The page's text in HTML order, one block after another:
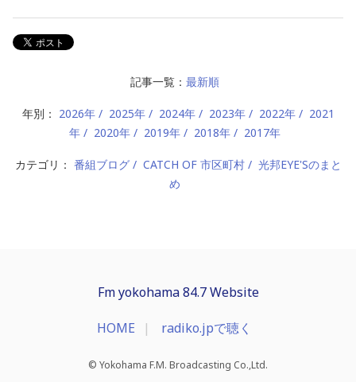
記事一覧： 最新順
年別： 2026年 2025年 2024年 2023年 2022年
2021
年
2020年 2019年 2018年 2017年
カテゴリ： 番組ブログ CATCH OF 市区町村
光邦EYE'Sのまと
め
Fm yokohama 84.7 Website
HOME radiko.jpで聴く
© Yokohama F.M. Broadcasting Co.,Ltd.